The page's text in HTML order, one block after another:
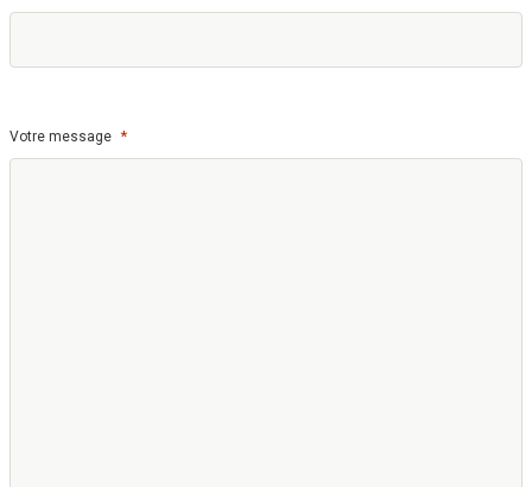
Votre message *